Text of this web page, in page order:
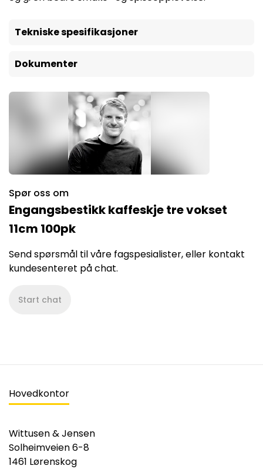
Tekniske spesifikasjoner
Dokumenter
Spør oss om
Engangsbestikk kaffeskje tre vokset
11cm 100pk
Send spørsmål til våre fagspesialister, eller kontakt
kundesenteret på chat.
Start chat
Hovedkontor
Wittusen & Jensen
Solheimveien 6-8
1461 Lørenskog